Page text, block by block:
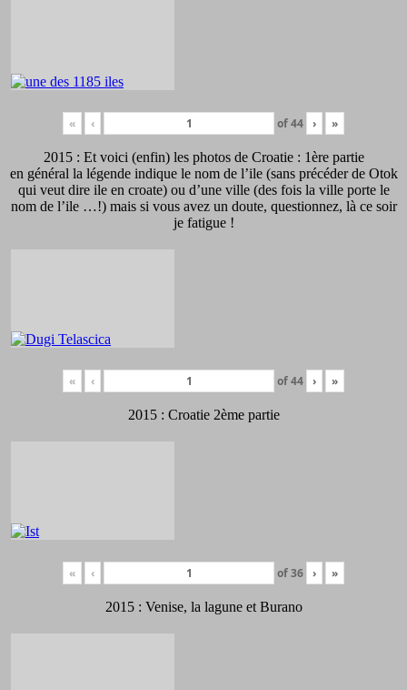
« ‹ of44 › »
2015 : Et voici (enfin) les photos de Croatie : 1ère partie
en général la légende indique le nom de l’ile (sans précéder de Otok
qui veut dire ile en croate) ou d’une ville (des fois la ville porte le
nom de l’ile …!) mais si vous avez un doute, questionnez, là ce soir
je fatigue !
« ‹ of44 › »
2015 : Croatie 2ème partie
« ‹ of36 › »
2015 : Venise, la lagune et Burano